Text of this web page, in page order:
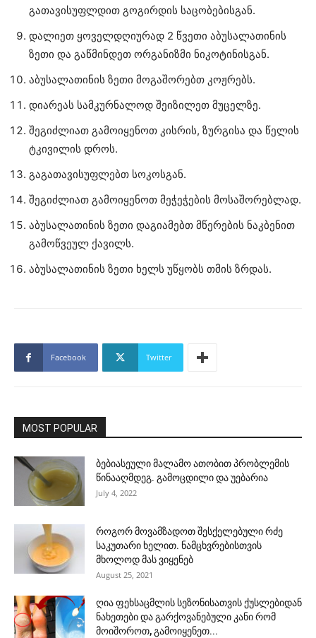
გათავისუფლდით გოგირდის საცობებისგან.
დალიეთ ყოველდღიურად 2 წვეთი აბუსალათინის
ზეთი და გაწმინდეთ ორგანიზმი ნიკოტინისგან.
აბუსალათინის ზეთი მოგაშორებთ კოჟრებს.
დიარეას სამკურნალოდ შეიზილეთ მუცელზე.
შეგიძლიათ გამოიყენოთ კისრის, ზურგისა და წელის
ტკივილის დროს.
გაგათავისუფლებთ სოკოსგან.
შეგიძლიათ გამოიყენოთ მეჭეჭების მოსაშორებლად.
აბუსალათინის ზეთი დაგიამებთ მწერების ნაკბენით
გამოწვეულ ქავილს.
აბუსალათინის ზეთი ხელს უწყობს თმის ზრდას.
Facebook Twitter
MOST POPULAR
ბებიასეული მალამო ათობით პრობლემის
წინააღმდეგ. გამოცდილი და უებარია
July 4, 2022
როგორ მოვამზადოთ შესქელებული რძე
საკუთარი ხელით. ნამცხვრებისთვის
მხოლოდ მას ვიყენებ
August 25, 2021
ღია ფეხსაცმლის სეზონისათვის ქუსლებიდან
ნახეთები და გარქოვანებული კანი რომ
მოიშოროთ, გამოიყენეთ...